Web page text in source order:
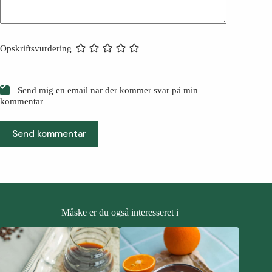
Opskriftsvurdering
Send mig en email når der kommer svar på min
kommentar
Send kommentar
Måske er du også interesseret i